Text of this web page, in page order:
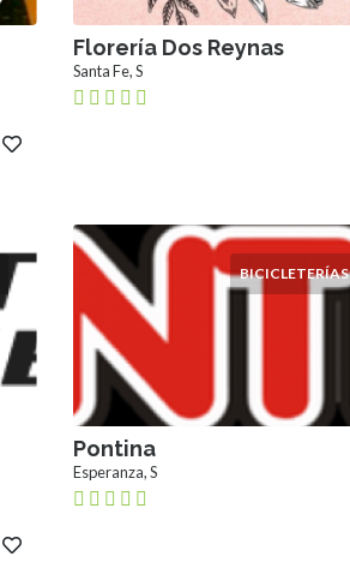
Florería Dos Reynas
Santa Fe, S
BICICLETERÍAS
Pontina
Esperanza, S